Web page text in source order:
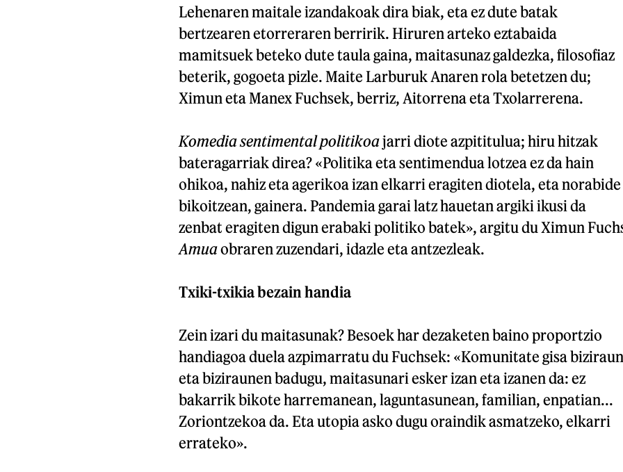
Lehenaren maitale izandakoak dira biak, eta ez dute batak
bertzearen etorreraren berririk. Hiruren arteko eztabaida
mamitsuek beteko dute taula gaina, maitasunaz galdezka, filosofiaz
beterik, gogoeta pizle. Maite Larburuk Anaren rola betetzen du;
Ximun eta Manex Fuchsek, berriz, Aitorrena eta Txolarrerena.
Komedia sentimental politikoajarri diote azpititulua; hiru hitzak
bateragarriak direa? «Politika eta sentimendua lotzea ez da hain
ohikoa, nahiz eta agerikoa izan elkarri eragiten diotela, eta norabide
bikoitzean, gainera. Pandemia garai latz hauetan argiki ikusi da
zenbat eragiten digun erabaki politiko batek», argitu du Ximun
Amuaobraren zuzendari, idazle eta antzezleak.
Txiki-txikia bezain handia
Zein izari du maitasunak? Besoek har dezaketen baino proportzio
handiagoa duela azpimarratu du Fuchsek: «Komunitate gisa biziraun
eta biziraunen badugu, maitasunari esker izan eta izanen da: ez
bakarrik bikote harremanean, laguntasunean, familian, enpatian...
Zoriontzekoa da. Eta utopia asko dugu oraindik asmatzeko, elkarri
errateko».